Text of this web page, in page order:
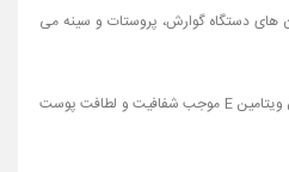
دستگاه گوارش، پروستات و سینه می
همچنین این روغن به دلیل دارا بودن ویتامین E موجب شفافیت و لطافت پوست